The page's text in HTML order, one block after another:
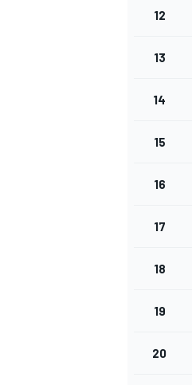
12
13
14
15
16
17
18
19
20